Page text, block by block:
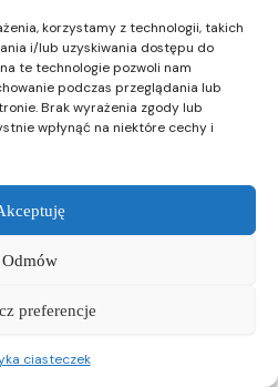
korzystamy z technologii, takich
i/lub uzyskiwania dostępu do
te technologie pozwoli nam
podczas przeglądania lub
Brak wyrażenia zgody lub
wpłynąć na niektóre cechy i
Odmów
preferencje
ciasteczek
do kursu?
kolejny semestr!
nauczycielem już teraz.
zaoszczędzić czas i
lekcje z Ai